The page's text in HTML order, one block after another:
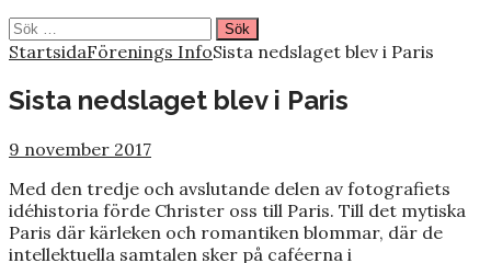
Sök
efter:
StartsidaFörenings InfoSista nedslaget blev i Paris
Sista nedslaget blev i Paris
9 november 2017
Med den tredje och avslutande delen av fotografiets
idéhistoria förde Christer oss till Paris. Till det mytiska
Paris där kärleken och romantiken blommar, där de
intellektuella samtalen sker på caféerna i